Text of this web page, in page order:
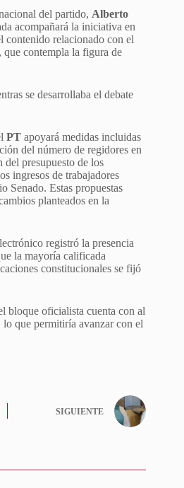
del partido, Alberto
acompañará la iniciativa en
contenido relacionado con el
contempla la figura de
se desarrollaba el debate
PT apoyará medidas incluidas
del número de regidores en
presupuesto de los
ingresos de trabajadores
Senado. Estas propuestas
planteados en la
registró la presencia
la mayoría calificada
constitucionales se fijó
bloque oficialista cuenta con al
que permitiría avanzar con el
SIGUIENTE